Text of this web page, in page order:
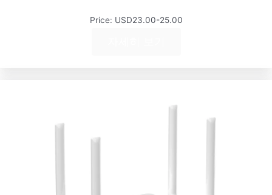
Price: USD23.00-25.00